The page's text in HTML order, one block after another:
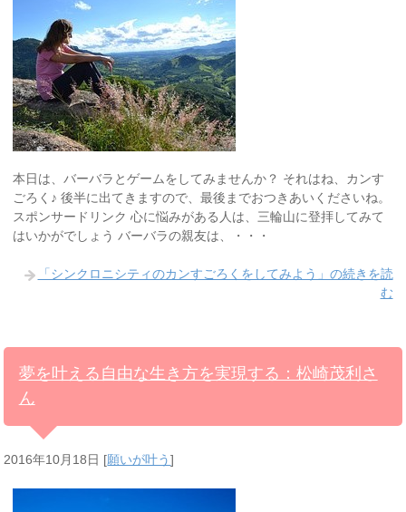
本日は、バーバラとゲームをしてみませんか？ それはね、カンす
ごろく♪ 後半に出てきますので、最後までおつきあいくださいね。
スポンサードリンク 心に悩みがある人は、三輪山に登拝してみて
はいかがでしょう バーバラの親友は、・・・
「シンクロニシティのカンすごろくをしてみよう」の続きを読
む
夢を叶える自由な生き方を実現する：松崎茂利さ
ん
2016年10月18日 [願いが叶う]